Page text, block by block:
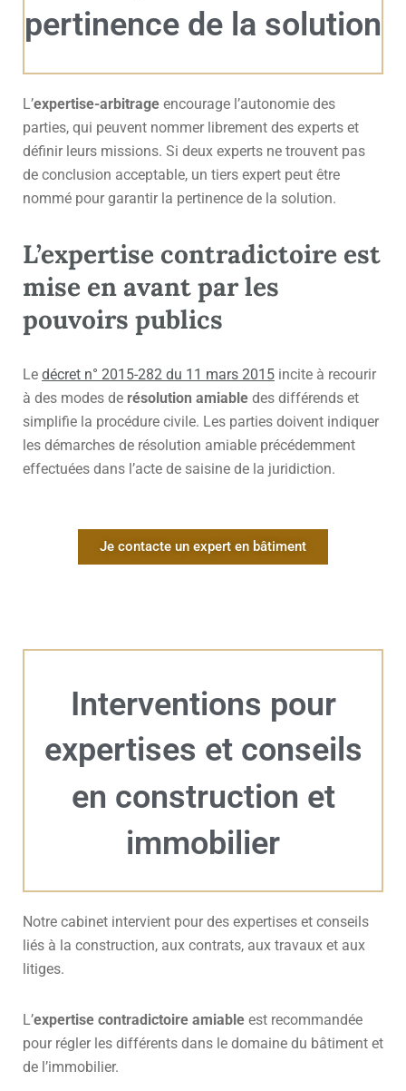
pertinence de la solution
L’expertise-arbitrage encourage l’autonomie des
parties, qui peuvent nommer librement des experts et
définir leurs missions. Si deux experts ne trouvent pas
de conclusion acceptable, un tiers expert peut être
nommé pour garantir la pertinence de la solution.
L’expertise contradictoire est
mise en avant par les
pouvoirs publics
Le décret n° 2015-282 du 11 mars 2015 incite à recourir
à des modes de résolution amiable des différends et
simplifie la procédure civile. Les parties doivent indiquer
les démarches de résolution amiable précédemment
effectuées dans l’acte de saisine de la juridiction.
Je contacte un expert en bâtiment
Interventions pour
expertises et conseils
en construction et
immobilier
Notre cabinet intervient pour des expertises et conseils
liés à la construction, aux contrats, aux travaux et aux
litiges.
L’expertise contradictoire amiable est recommandée
pour régler les différents dans le domaine du bâtiment et
de l’immobilier.